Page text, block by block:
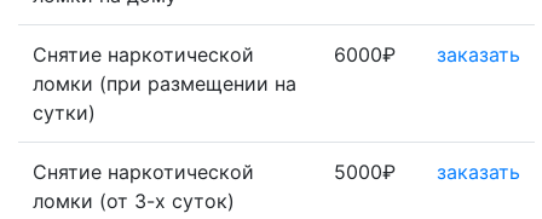
Снятие наркотической
ломки (при размещении на
сутки)
6000₽ заказать
Снятие наркотической
ломки (от 3-х суток)
5000₽ заказать